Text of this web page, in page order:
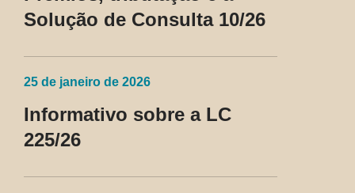
Solução de Consulta 10/26
25 de janeiro de 2026
Informativo sobre a LC
225/26